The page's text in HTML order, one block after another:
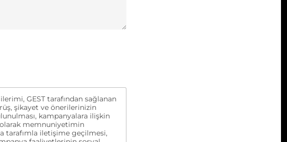
GEST tarafından sağlanan
şikayet ve önerilerinizin
kampanyalara ilişkin
memnuniyetimin
tarafımla iletişime geçilmesi,